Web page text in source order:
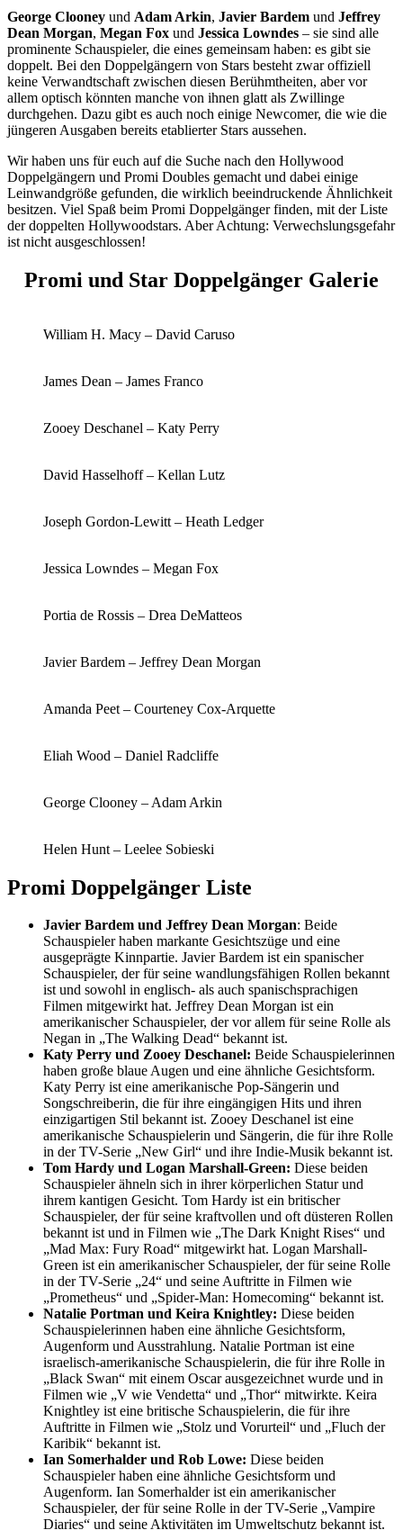
George Clooney und Adam Arkin, Javier Bardem und Jeffrey
Dean Morgan, Megan Fox und Jessica Lowndes – sie sind alle
prominente Schauspieler, die eines gemeinsam haben: es gibt sie
doppelt. Bei den Doppelgängern von Stars besteht zwar offiziell
keine Verwandtschaft zwischen diesen Berühmtheiten, aber vor
allem optisch könnten manche von ihnen glatt als Zwillinge
durchgehen. Dazu gibt es auch noch einige Newcomer, die wie die
jüngeren Ausgaben bereits etablierter Stars aussehen.
Wir haben uns für euch auf die Suche nach den Hollywood
Doppelgängern und Promi Doubles gemacht und dabei einige
Leinwandgröße gefunden, die wirklich beeindruckende Ähnlichkeit
besitzen. Viel Spaß beim Promi Doppelgänger finden, mit der Liste
der doppelten Hollywoodstars. Aber Achtung: Verwechslungsgefahr
ist nicht ausgeschlossen!
Promi und Star Doppelgänger Galerie
William H. Macy – David Caruso
James Dean – James Franco
Zooey Deschanel – Katy Perry
David Hasselhoff – Kellan Lutz
Joseph Gordon-Lewitt – Heath Ledger
Jessica Lowndes – Megan Fox
Portia de Rossis – Drea DeMatteos
Javier Bardem – Jeffrey Dean Morgan
Amanda Peet – Courteney Cox-Arquette
Eliah Wood – Daniel Radcliffe
George Clooney – Adam Arkin
Helen Hunt – Leelee Sobieski
Promi Doppelgänger Liste
Javier Bardem und Jeffrey Dean Morgan: Beide
Schauspieler haben markante Gesichtszüge und eine
ausgeprägte Kinnpartie. Javier Bardem ist ein spanischer
Schauspieler, der für seine wandlungsfähigen Rollen bekannt
ist und sowohl in englisch- als auch spanischsprachigen
Filmen mitgewirkt hat. Jeffrey Dean Morgan ist ein
amerikanischer Schauspieler, der vor allem für seine Rolle als
Negan in „The Walking Dead“ bekannt ist.
Katy Perry und Zooey Deschanel: Beide Schauspielerinnen
haben große blaue Augen und eine ähnliche Gesichtsform.
Katy Perry ist eine amerikanische Pop-Sängerin und
Songschreiberin, die für ihre eingängigen Hits und ihren
einzigartigen Stil bekannt ist. Zooey Deschanel ist eine
amerikanische Schauspielerin und Sängerin, die für ihre Rolle
in der TV-Serie „New Girl“ und ihre Indie-Musik bekannt ist.
Tom Hardy und Logan Marshall-Green: Diese beiden
Schauspieler ähneln sich in ihrer körperlichen Statur und
ihrem kantigen Gesicht. Tom Hardy ist ein britischer
Schauspieler, der für seine kraftvollen und oft düsteren Rollen
bekannt ist und in Filmen wie „The Dark Knight Rises“ und
„Mad Max: Fury Road“ mitgewirkt hat. Logan Marshall-
Green ist ein amerikanischer Schauspieler, der für seine Rolle
in der TV-Serie „24“ und seine Auftritte in Filmen wie
„Prometheus“ und „Spider-Man: Homecoming“ bekannt ist.
Natalie Portman und Keira Knightley: Diese beiden
Schauspielerinnen haben eine ähnliche Gesichtsform,
Augenform und Ausstrahlung. Natalie Portman ist eine
israelisch-amerikanische Schauspielerin, die für ihre Rolle in
„Black Swan“ mit einem Oscar ausgezeichnet wurde und in
Filmen wie „V wie Vendetta“ und „Thor“ mitwirkte. Keira
Knightley ist eine britische Schauspielerin, die für ihre
Auftritte in Filmen wie „Stolz und Vorurteil“ und „Fluch der
Karibik“ bekannt ist.
Ian Somerhalder und Rob Lowe: Diese beiden
Schauspieler haben eine ähnliche Gesichtsform und
Augenform. Ian Somerhalder ist ein amerikanischer
Schauspieler, der für seine Rolle in der TV-Serie „Vampire
Diaries“ und seine Aktivitäten im Umweltschutz bekannt ist.